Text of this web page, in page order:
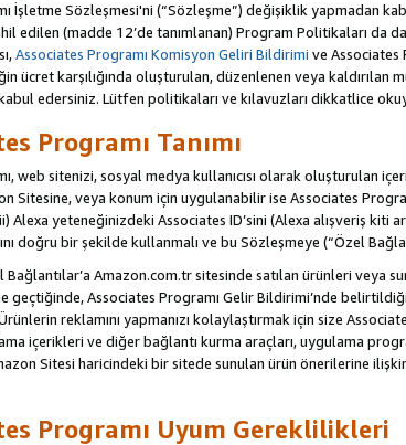
İşletme Sözleşmesi'ni (“Sözleşme”) değişiklik yapmadan
edilen (madde 12’de tanımlanan) Program Politikaları da
Associates Programı Komisyon Geliri Bildirimi ve Associates
ücret karşılığında oluşturulan, düzenlenen veya
edersiniz. Lütfen politikaları ve kılavuzları dikkatlice
Programı Tanımı
web sitenizi, sosyal medya kullanıcısı olarak oluşturulan
Sitesine, veya konum için uygulanabilir ise Associates
Alexa yeteneğinizdeki Associates ID’sini (Alexa alışveriş kiti
doğru bir şekilde kullanmalı ve bu Sözleşmeye (“Özel
Amazon.com.tr sitesinde satılan ürünleri veya
geçtiğinde, Associates Programı Gelir Bildirimi’nde
Ürünlerin reklamını yapmanızı kolaylaştırmak için size
içerikleri ve diğer bağlantı kurma araçları, uygulama
Sitesi haricindeki bir sitede sunulan ürün önerilerine
Programı Uyum Gereklilikleri